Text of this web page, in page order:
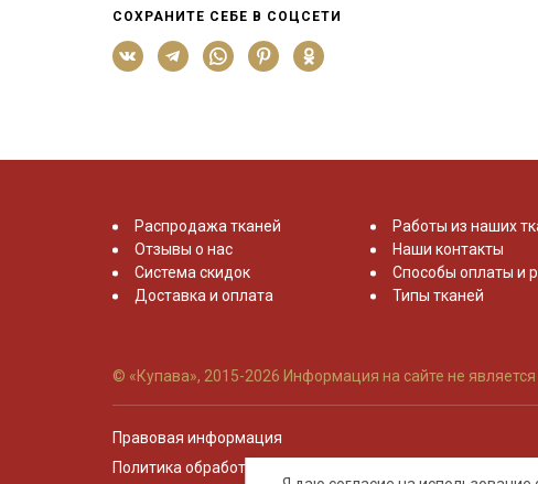
СОХРАНИТЕ СЕБЕ В СОЦСЕТИ
Распродажа тканей
Отзывы о нас
Система скидок
Доставка и оплата
Работы из наших
Наши контакты
Способы оплаты и
Типы тканей
© «Купава», 2015-2026 Информация на сайте не
Правовая информация
Политика обработки персональных данных